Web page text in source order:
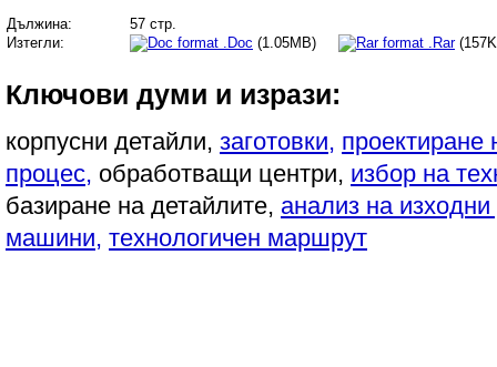
Дължина:
57 стр.
Изтегли:
.Doc (1.05MB) .Rar
Ключови думи и изрази:
корпусни детайли, заготовки, проектиране
процес, обработващи центри, избор на
базиране на детайлите, анализ на
машини, технологичен маршрут